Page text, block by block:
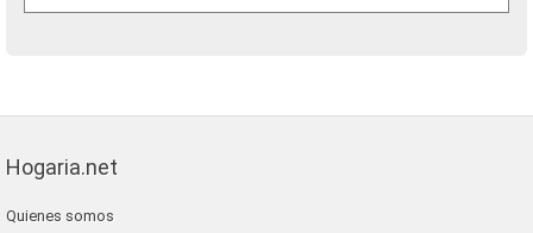
Hogaria.net
Quienes somos